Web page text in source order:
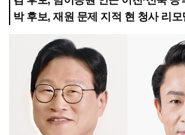
박 후보, 재원 문제 지적 현 청사 리